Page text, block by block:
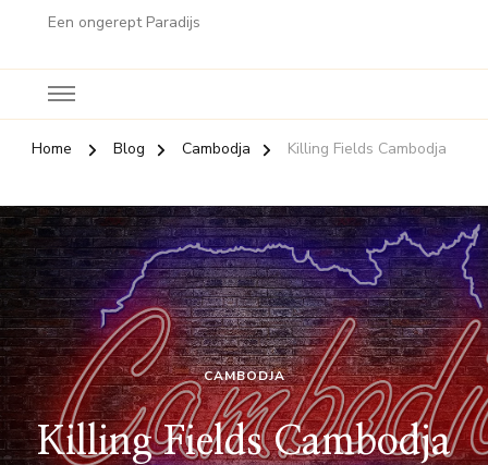
Een ongerept Paradijs
Home Blog Cambodja Killing Fields Cambodja
CAMBODJA
Killing Fields Cambodja